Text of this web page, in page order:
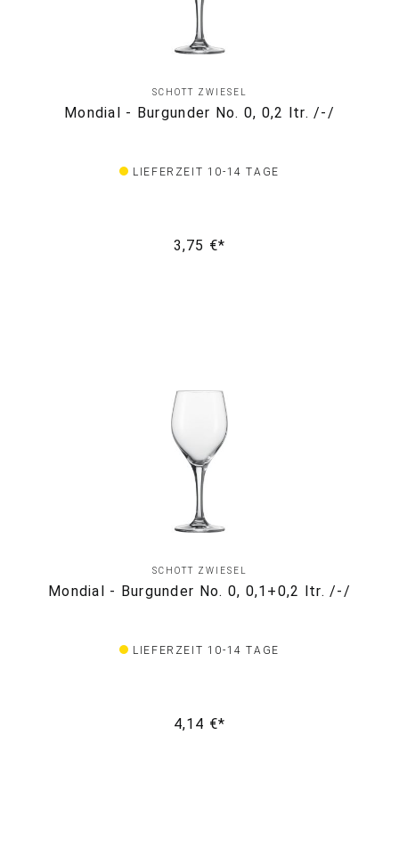
SCHOTT ZWIESEL
Mondial - Burgunder No. 0, 0,2 ltr. /-/
LIEFERZEIT 10-14 TAGE
3,75 €*
SCHOTT ZWIESEL
Mondial - Burgunder No. 0, 0,1+0,2 ltr. /-/
LIEFERZEIT 10-14 TAGE
4,14 €*